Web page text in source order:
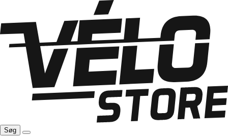
Søg